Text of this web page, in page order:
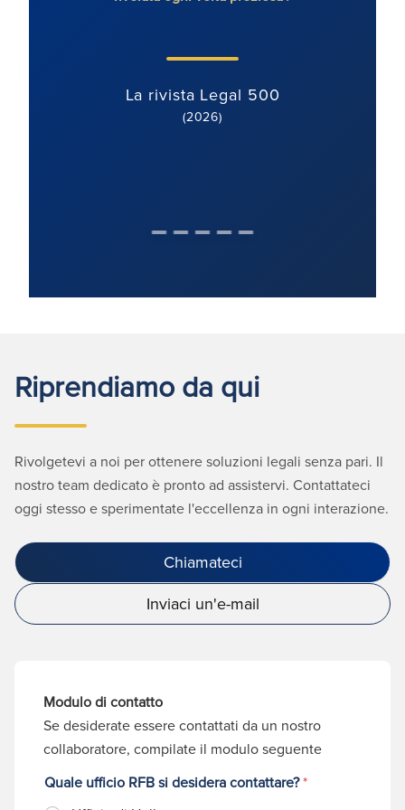
La rivista Legal 500
(2026)
Riprendiamo da qui
Rivolgetevi a noi per ottenere soluzioni legali senza pari. Il
nostro team dedicato è pronto ad assistervi. Contattateci
oggi stesso e sperimentate l'eccellenza in ogni interazione.
Chiamateci
Inviaci un'e-mail
Modulo di contatto
Se desiderate essere contattati da un nostro
collaboratore, compilate il modulo seguente
Quale ufficio RFB si desidera contattare?*